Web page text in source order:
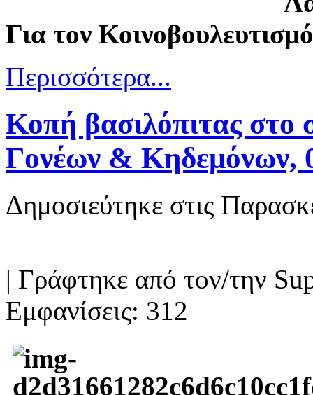
Για τον
Περισσότερα...
Κοπή βασιλόπιτας στο
Γονέων & Κηδεμόνων,
Δημοσιεύτηκε στις
| Γράφτηκε από τον/την
Εμφανίσεις: 312